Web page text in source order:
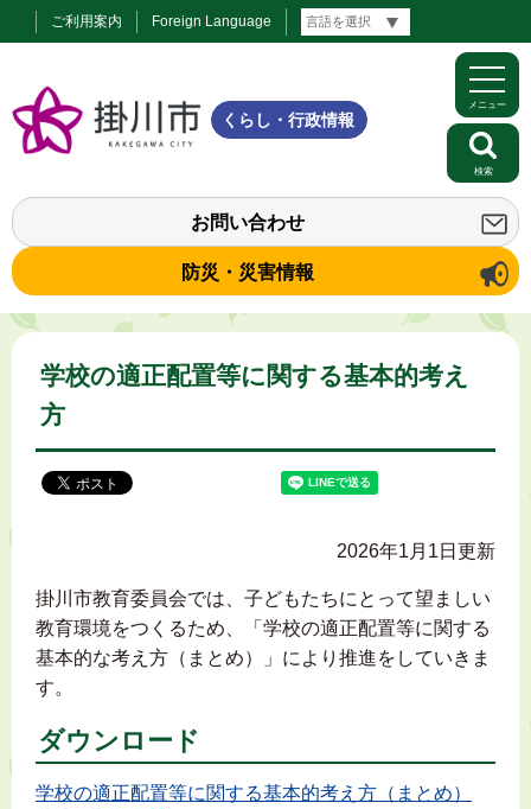
ご利用案内 Foreign Language
くらし・行政情報
お問い合わせ
防災・災害情報
メニュー
検索
学校の適正配置等に関する基本的考え
方
2026年1月1日更新
掛川市教育委員会では、子どもたちにとって望ましい
教育環境をつくるため、「学校の適正配置等に関する
基本的な考え方（まとめ）」により推進をしていきま
す。
ダウンロード
学校の適正配置等に関する基本的考え方（まとめ）